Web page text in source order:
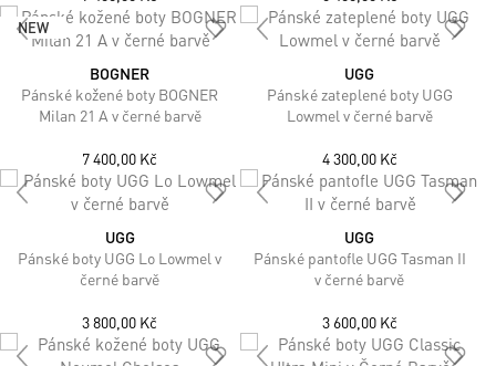
NEW
BOGNER
Pánské kožené boty BOGNER
Milan 21 A v černé barvě
7 400,00 Kč
UGG
Pánské zateplené boty UGG
Lowmel v černé barvě
4 300,00 Kč
UGG
Pánské boty UGG Lo Lowmel v
černé barvě
3 800,00 Kč
UGG
Pánské pantofle UGG Tasman II
v černé barvě
3 600,00 Kč